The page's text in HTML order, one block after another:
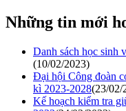
Những tin mới
Danh sách học sinh
(10/02/2023)
Đại hội Công đoàn
kì 2023-2028(23/02/
Kế hoạch kiểm tra